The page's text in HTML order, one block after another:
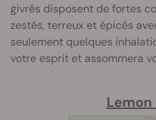
givrés disposent de fortes
zestés, terreux et épicés
seulement quelques
votre esprit et assommera
Lemon